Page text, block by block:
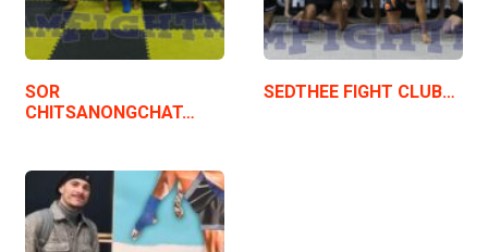
SOR
CHITSANONGCHAT…
SEDTHEE FIGHT CLUB…